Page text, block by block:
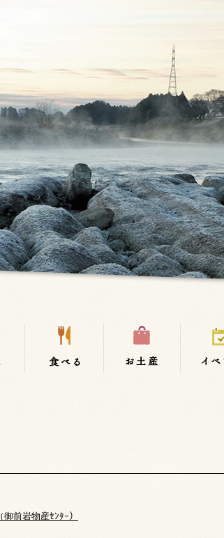
前岩物産ｾﾝﾀｰ）